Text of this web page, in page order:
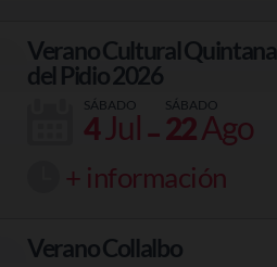
Verano Cultural Quintana
del Pidio 2026
SÁBADO
4Jul- SÁBADO
22Ago
+ información
Verano Collalbo